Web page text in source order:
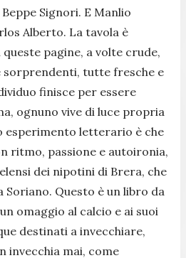
Signori. E Manlio
Alberto. La tavola è
pagine, a volte crude,
sorprendenti, tutte fresche e
finisce per essere
ognuno vive di luce propria
esperimento letterario è che
ritmo, passione e autoironia,
dei nipotini di Brera, che
Soriano. Questo è un libro da
omaggio al calcio e ai suoi
destinati a invecchiare,
invecchia mai, come